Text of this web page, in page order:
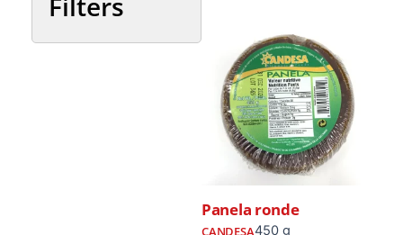
Catégories plus
ancien
Panela ronde
CANDESA450 g